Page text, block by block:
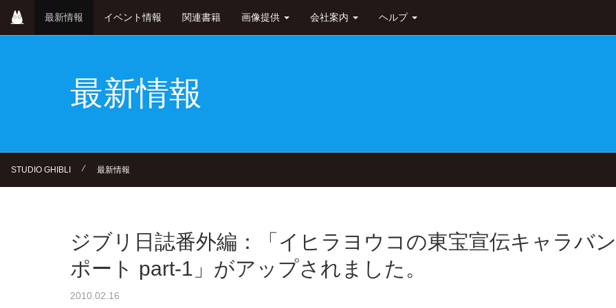
main
最新情報 イベント情報 関連書籍 画像提供 会社案内 ヘルプ
最新情報
STUDIO GHIBLI ⁄ 最新情報
ジブリ日誌番外編：「イヒラヨウコの東宝宣伝キャラバ
ポート part-1」がアップされました。
2010.02.16